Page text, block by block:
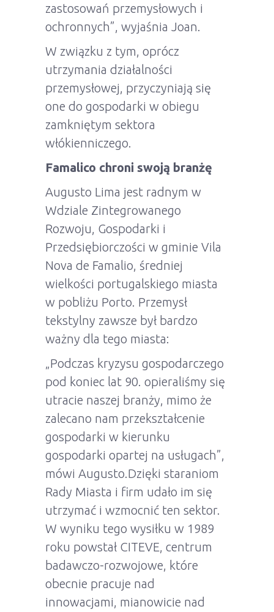
zastosowań przemysłowych i
ochronnych”, wyjaśnia Joan.
W związku z tym, oprócz
utrzymania działalności
przemysłowej, przyczyniają się
one do gospodarki w obiegu
zamkniętym sektora
włókienniczego.
Famalico chroni swoją branżę
Augusto Lima jest radnym w
Wdziale Zintegrowanego
Rozwoju, Gospodarki i
Przedsiębiorczości w gminie Vila
Nova de Famalio, średniej
wielkości portugalskiego miasta
w pobliżu Porto. Przemysł
tekstylny zawsze był bardzo
ważny dla tego miasta:
„Podczas kryzysu gospodarczego
pod koniec lat 90. opieraliśmy się
utracie naszej branży, mimo że
zalecano nam przekształcenie
gospodarki w kierunku
gospodarki opartej na usługach”,
mówi Augusto.Dzięki staraniom
Rady Miasta i firm udało im się
utrzymać i wzmocnić ten sektor.
W wyniku tego wysiłku w 1989
roku powstał CITEVE, centrum
badawczo-rozwojowe, które
obecnie pracuje nad
innowacjami, mianowicie nad